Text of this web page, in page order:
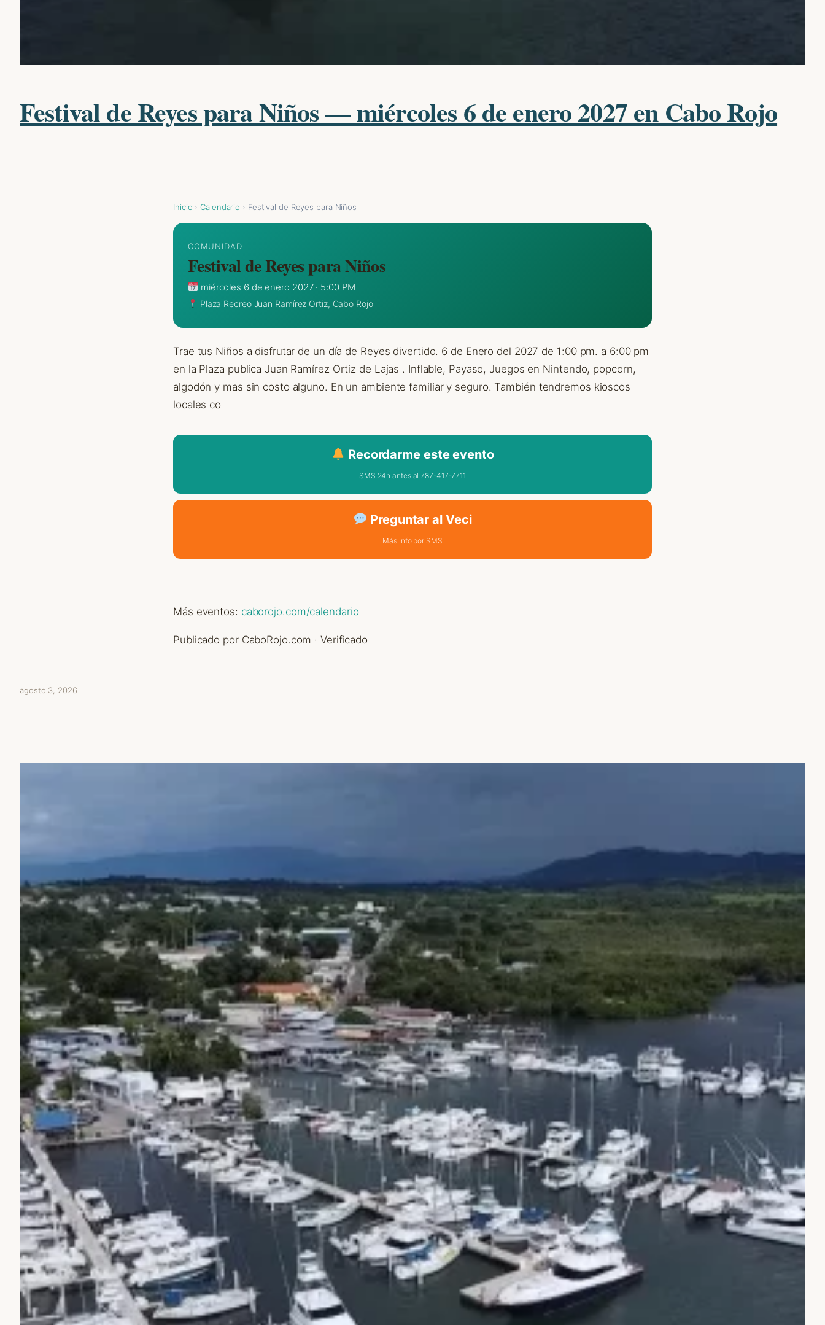
Festival de Reyes para Niños — miércoles 6 de enero 2027 en Cabo Rojo
Inicio ›Calendario › Festival de Reyes para Niños
COMUNIDAD
Festival de Reyes para Niños
miércoles 6 de enero 2027 · 5:00 PM
Plaza Recreo Juan Ramírez Ortiz, Cabo Rojo
Trae tus Niños a disfrutar de un día de Reyes divertido. 6 de Enero del 2027 de 1:00 pm. a 6:00 pm
en la Plaza publica Juan Ramírez Ortiz de Lajas . Inflable, Payaso, Juegos en Nintendo, popcorn,
algodón y mas sin costo alguno. En un ambiente familiar y seguro. También tendremos kioscos
locales co
Recordarme este evento
SMS 24h antes al 787-417-7711
Preguntar al Veci
Más info por SMS
Más eventos: caborojo.com/calendario
Publicado por CaboRojo.com · Verificado
agosto 3, 2026